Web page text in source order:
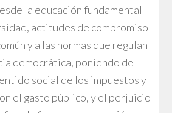
la educación fundamental
actitudes de compromiso
y a las normas que regulan
democrática, poniendo de
social de los impuestos y
el gasto público, y el perjuicio